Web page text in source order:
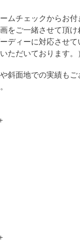
ムチェックからお
をご一緒させて頂け
ディーに対応させ
ただいております。）
斜面地での実績もご